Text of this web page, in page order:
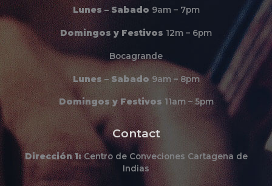
Lunes – Sabado 9am – 7pm
Domingos y Festivos 12m – 6pm
Bocagrande
Lunes – Sabado 9am – 8pm
Domingos y Festivos 11am – 5pm
Contact
Dirección1:Centro de Conveciones Cartagena de
Indias